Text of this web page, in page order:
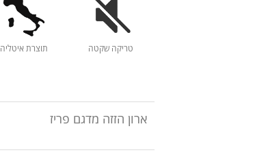
טריקה שקטה תוצרת איטליה
ארון הזזה מדגם פריז